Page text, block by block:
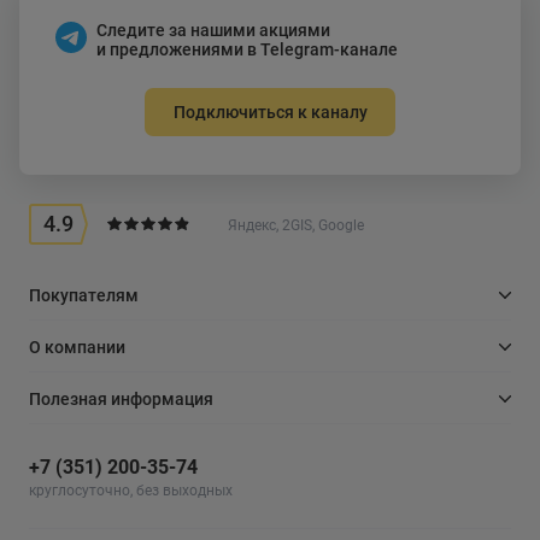
Следите за нашими акциями
и предложениями в Telegram-канале
Подключиться к каналу
4.9 Яндекс, 2GIS, Google
Покупателям
О компании
Полезная информация
+7 (351) 200-35-74
круглосуточно, без выходных